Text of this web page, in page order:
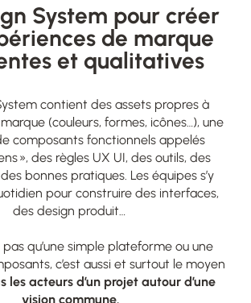
System pour créer
de marque
et qualitatives
contient des assets propres à
(couleurs, formes, icônes…), une
composants fonctionnels appelés
», des règles UX UI, des outils, des
pratiques. Les équipes s’y
pour construire des interfaces,
des design produit…
pas qu’une simple plateforme ou une
c’est aussi et surtout le moyen
les acteurs d’un projet autour d’une
vision commune.